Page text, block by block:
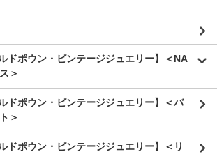
ドポウン・ビンテージジュエリー】＜NA
＞
ドポウン・ビンテージジュエリー】＜バ
＞
ドポウン・ビンテージジュエリー】＜リ